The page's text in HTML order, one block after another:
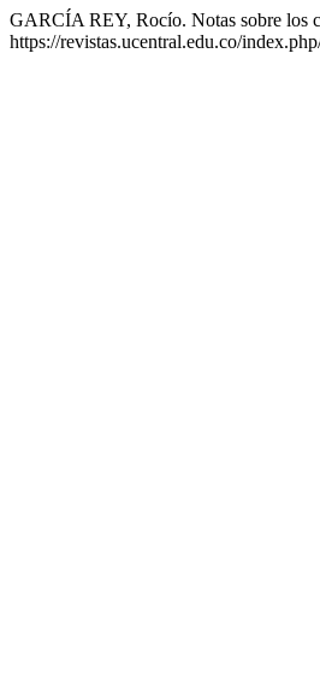
GARCÍA REY, Rocío. Notas sobre los
https://revistas.ucentral.edu.co/